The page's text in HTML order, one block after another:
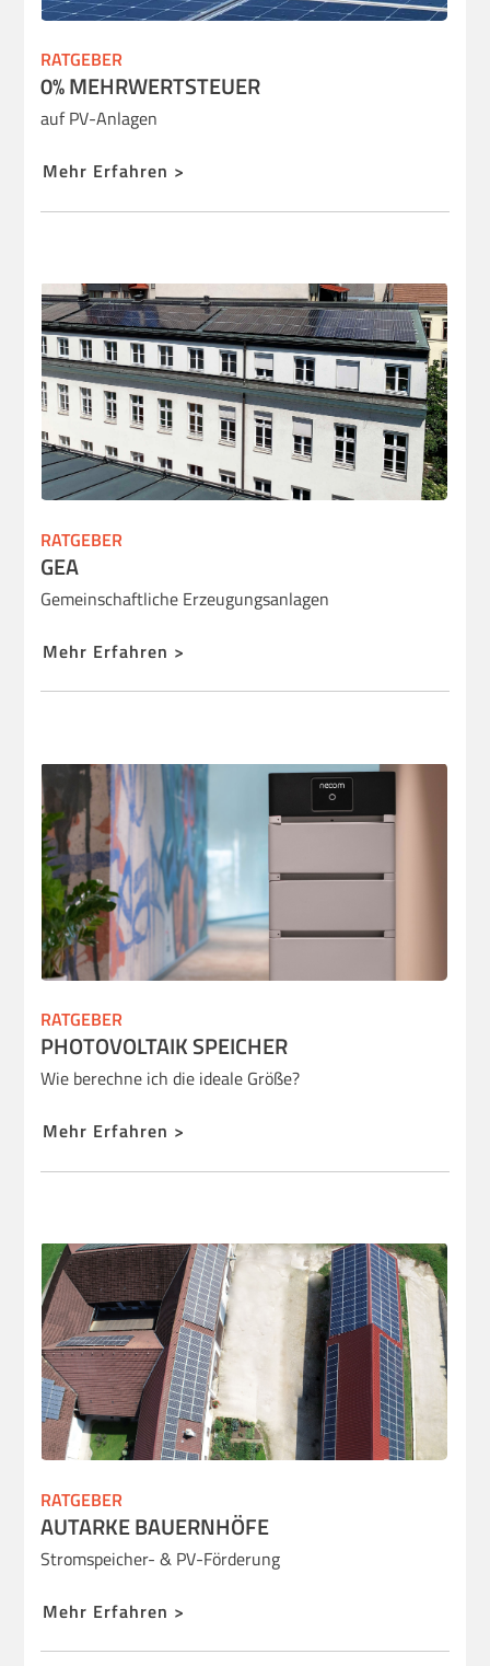
RATGEBER
0% MEHRWERTSTEUER
auf PV-Anlagen
Mehr Erfahren >
RATGEBER
GEA
Gemeinschaftliche Erzeugungsanlagen
Mehr Erfahren >
RATGEBER
PHOTOVOLTAIK SPEICHER
Wie berechne ich die ideale Größe?
Mehr Erfahren >
RATGEBER
AUTARKE BAUERNHÖFE
Stromspeicher- & PV-Förderung
Mehr Erfahren >